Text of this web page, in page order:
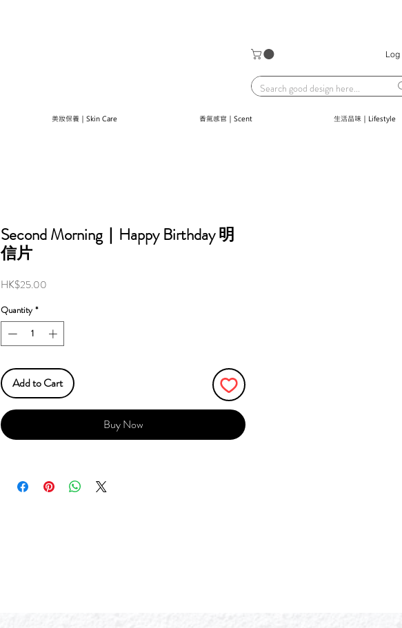
Log
美妝保養｜Skin Care 香氣感官｜Scent 生活品味｜Lifestyle
Second Morning｜Happy Birthday 明
信片
HK$25.00
Quantity *
Add to Cart
Buy Now